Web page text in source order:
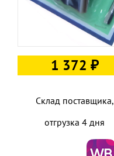
1 372 ₽
Склад поставщика,
отгрузка 4 дня